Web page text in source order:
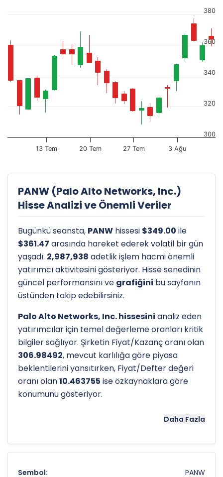
13 Tem 20 Tem 27 Tem 3 Ağu
300
320
340
360
380
PANW (Palo Alto Networks, Inc.)
Hisse Analizi ve Önemli Veriler
Bugünkü seansta, PANW hissesi $349.00 ile
$361.47 arasında hareket ederek volatil bir gün
yaşadı. 2,987,938 adetlik işlem hacmi önemli
yatırımcı aktivitesini gösteriyor. Hisse senedinin
güncel performansını ve grafiğini bu sayfanın
üstünden takip edebilirsiniz.
Palo Alto Networks, Inc. hissesini analiz eden
yatırımcılar için temel değerleme oranları kritik
bilgiler sağlıyor. Şirketin Fiyat/Kazanç oranı olan
306.98492, mevcut karlılığa göre piyasa
beklentilerini yansıtırken, Fiyat/Defter değeri
oranı olan10.463755 ise özkaynaklara göre
konumunu gösteriyor.
Hissenin uzun vadeli trendini ve potansiyel
analizgöstergeleri önemli araçlardır. Hissenin
52 haftalık yüksek seviyesi olan$368.80ve
düşük seviyesi olan
Daha Fazla
Sembol: PANW